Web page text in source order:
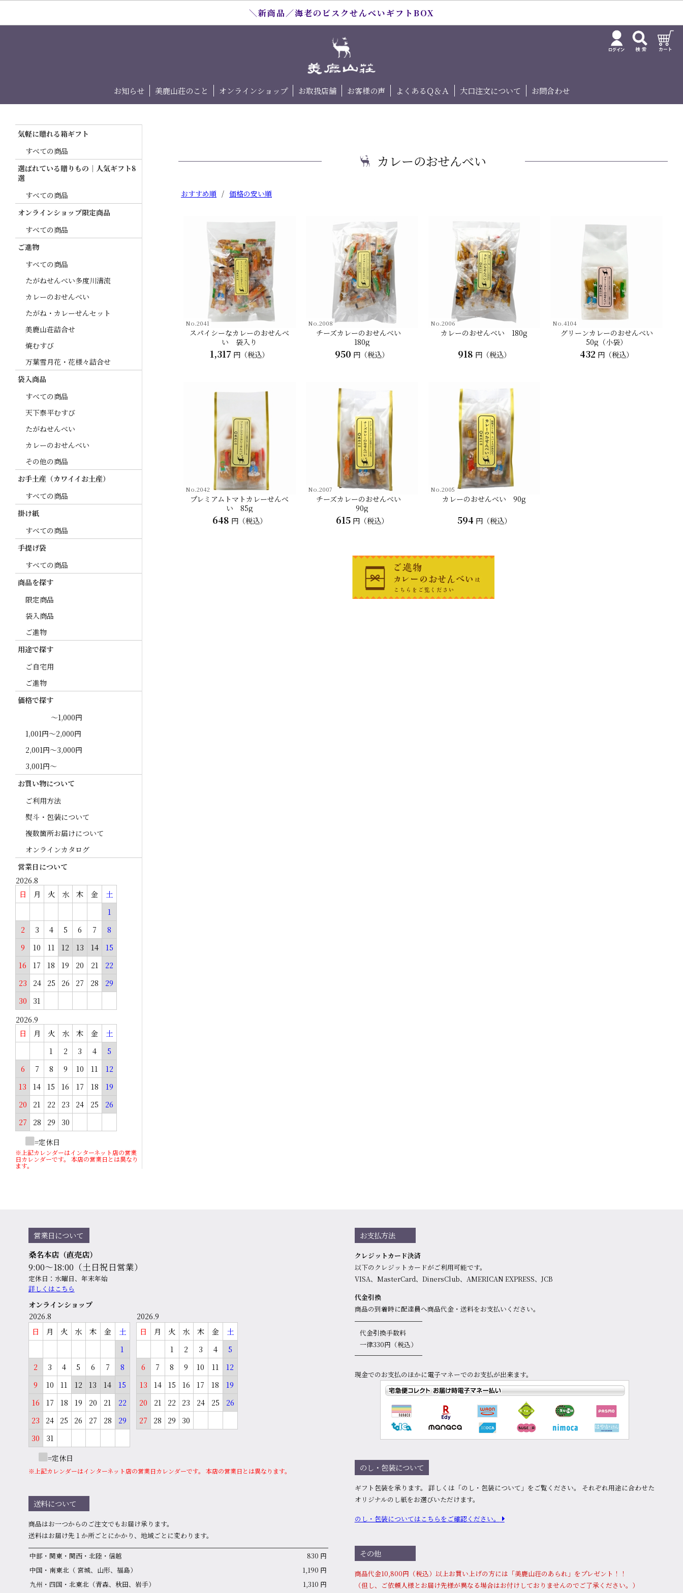
＼新商品／海老のビスクせんべいギフトBOX
お知らせ 美鹿山荘のこと オンラインショップ お取扱店舗 お客様の声 よくあるＱ＆Ａ 大口注文について お問合わせ
カレーのおせんべい
おすすめ順 / 価格の安い順
No.2041
スパイシーなカレーのおせんべ
い 袋入り
1,317 円（税込）
No.2008
チーズカレーのおせんべい
180g
950 円（税込）
No.2006
カレーのおせんべい 180g
918 円（税込）
No.4104
グリーンカレーのおせんべい
50g（小袋）
432 円（税込）
No.2042
プレミアムトマトカレーせんべ
い 85g
648 円（税込）
No.2007
チーズカレーのおせんべい
90g
615円（税込）
No.2005
カレーのおせんべい 90g
594 円（税込）
気軽に贈れる箱ギフト
すべての商品
選ばれている贈りもの｜人気ギフト8
選
すべての商品
オンラインショップ限定商品
すべての商品
ご進物
すべての商品
たがねせんべい多度川清流
カレーのおせんべい
たがね・カレーせんセット
美鹿山荘詰合せ
焼むすび
万葉雪月花・花様々詰合せ
袋入商品
すべての商品
天下泰平むすび
たがねせんべい
カレーのおせんべい
その他の商品
お手土産（カワイイお土産）
すべての商品
掛け紙
すべての商品
手提げ袋
すべての商品
商品を探す
限定商品
袋入商品
ご進物
用途で探す
ご自宅用
ご進物
価格で探す
～1,000円
1,001円～2,000円
2,001円～3,000円
3,001円～
お買い物について
ご利用方法
熨斗・包装について
複数箇所お届けについて
オンラインカタログ
営業日について
2026.8
日 月 火 水 木 金
土
1
2
3 4 5 6 7
8
9
10 11 12 13 14
15
16
17 18 19 20 21
22
23
24 25 26 27 28
29
30
31
2026.9
日 月 火 水 木 金
土
1
2 3 4
5
6
7 8 9 10 11
12
13
14 15 16 17 18
19
20
21 22 23 24 25
26
27
28 29 30
=定休日
※上記カレンダーはインターネット店の営業
日カレンダーです。 本店の営業日とは異なり
ます。
営業日について
桑名本店（直売店）
9:00～18:00（土日祝日営業）
定休日：水曜日、年末年始
詳しくはこちら
オンラインショップ
2026.8
日 月 火 水 木 金
土
1
2
3 4 5 6 7
8
9
10 11 12 13 14
15
16
17 18 19 20 21
22
23
24 25 26 27 28
29
30
31
2026.9
日 月 火 水 木 金
土
1
2 3 4
5
6
7 8 9 10 11
12
13
14 15 16 17 18
19
20
21 22 23 24 25
26
27
28 29 30
=定休日
※上記カレンダーはインターネット店の営業日カレンダーです。 本店の営業日とは異なります。
送料について
商品はお⼀つからのご注⽂でもお届け承ります。
送料はお届け先１か所ごとにかかり、地域ごとに変わります。
中部・関東・関西・北陸・信越
830 円
中国・南東北（ 宮城、山形、福島）
1,190 円
九州・四国・北東北（青森、秋田、岩手）
1,310 円
お支払方法
クレジットカード決済
以下のクレジットカードがご利用可能です。
VISA、MasterCard、DinersClub、AMERICAN EXPRESS、JCB
代金引換
商品の到着時に配達員へ商品代金・送料をお支払いください。
代金引換手数料
一律330円（税込）
現金でのお支払のほかに電子マネーでのお支払が出来ます。
のし・包装について
ギフト包装を承ります。 詳しくは「のし・包装について」をご覧ください。 それぞれ用途に合わせた
オリジナルのし紙をお選びいただけます。
のし・包装についてはこちらをご確認ください。
その他
商品代⾦10,800円（税込）以上お買い上げの⽅には「美鹿山荘のあられ」をプレゼント！！
（但し、ご依頼人様とお届け先様が異なる場合はお付けしておりませんのでご了承ください。）